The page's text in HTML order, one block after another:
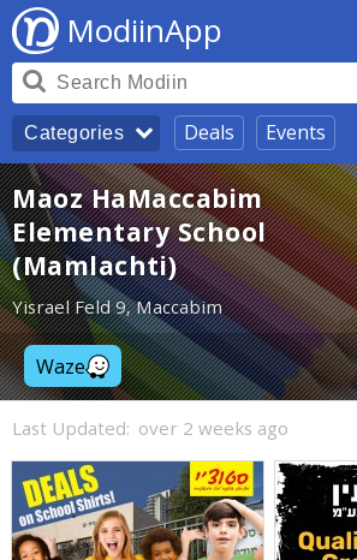
ModiinApp
Categories Deals Events
Maoz HaMaccabim
Elementary School
(Mamlachti)
Yisrael Feld 9, Maccabim
Waze
Last Updated: over 2 weeks ago